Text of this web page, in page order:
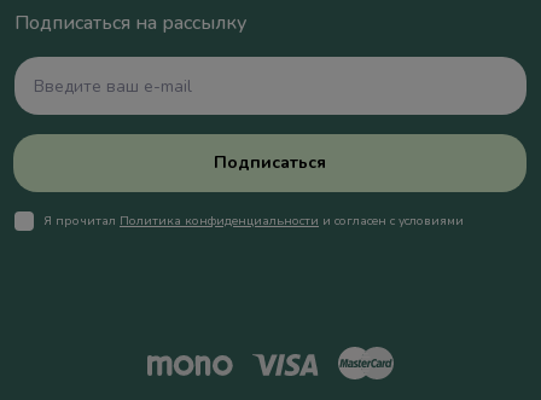
Подписаться на рассылку
Подписаться
Я прочитал Политика конфиденциальности и согласен с условиями